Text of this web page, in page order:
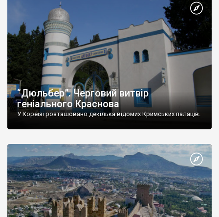
“Дюльбер”. Черговий витвір
геніального Краснова
У Кореїзі розташовано декілька відомих Кримських палаців.